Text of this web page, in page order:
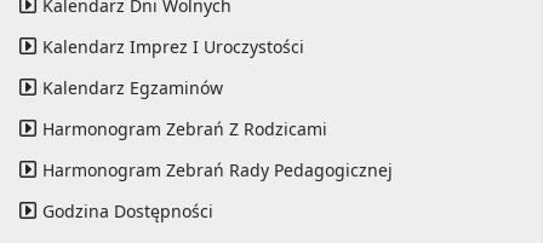
Kalendarz Dni Wolnych
Kalendarz Imprez I Uroczystości
Kalendarz Egzaminów
Harmonogram Zebrań Z Rodzicami
Harmonogram Zebrań Rady Pedagogicznej
Godzina Dostępności